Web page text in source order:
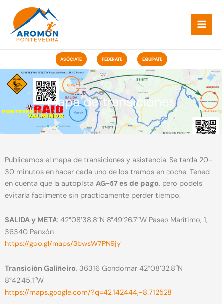
contido
ASÓCIATE FEDERATE EQUÍPATE
Mapa de transiciones
Publicamos el mapa de transiciones y asistencia. Se tarda 20-
30 minutos en hacer cada uno de los tramos en coche. Tened
en cuenta que la autopista AG-57 es de pago, pero podeis
evitarla facilmente sin practicamente perder tiempo.
SALIDA y META: 42°08’38.8″N 8°49’26.7″W Paseo Marítimo, 1,
36340 Panxón
https://goo.gl/maps/SbwsW7PN9jy
Transición Galiñeiro, 36316 Gondomar 42°08’32.8″N
8°42’45.1″W
https://maps.google.com/?q=42.142444,-8.712528